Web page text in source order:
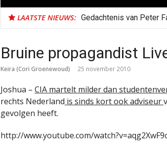
LAATSTE NIEUWS: Gedachtenis van Peter
Bruine propagandist
Keira (Cori Groenewoud) 25 november 2010
Joshua – CIA martelt milder dan
rechts Nederland is sinds kort ook adviseur
gevolgen heeft.
http://www.youtube.com/